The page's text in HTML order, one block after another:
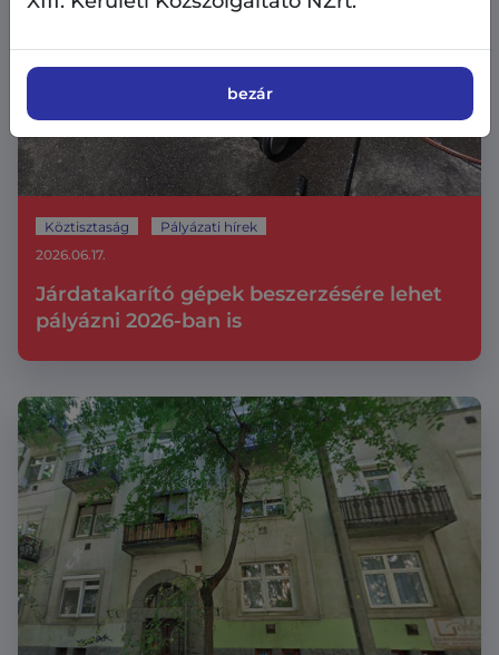
Köztisztaság Pályázati hírek
Járdatakarító gépek beszerzésére lehet
pályázni 2026-ban is
2026.06.17.
bezár